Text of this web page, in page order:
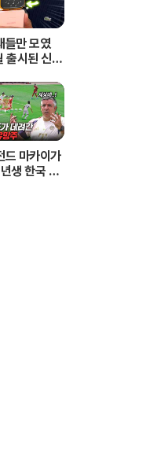
들만 모였
출시된 신박
리! 【🤴Ep.5
드 마카이가
생 한국 유